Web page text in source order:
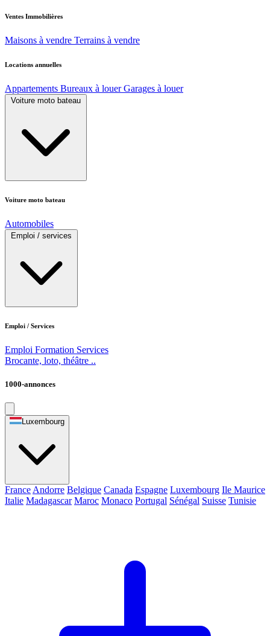
Ventes Immobilières
Maisons à vendre Terrains à vendre
Locations annuelles
Appartements Bureaux à louer Garages à louer
Voiture moto bateau
Voiture moto bateau
Automobiles
Emploi / services
Emploi / Services
Emploi Formation Services
Brocante, loto, théâtre ..
1000-annonces
Luxembourg
France Andorre Belgique Canada Espagne Luxembourg Ile Maurice
Italie Madagascar Maroc Monaco Portugal Sénégal Suisse Tunisie